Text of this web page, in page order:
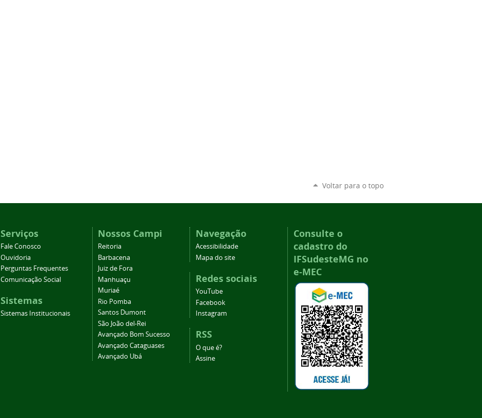
Voltar para o topo
Serviços
Fale Conosco
Ouvidoria
Perguntas Frequentes
Comunicação Social
Sistemas
Sistemas Institucionais
Nossos Campi
Reitoria
Barbacena
Juiz de Fora
Manhuaçu
Muriaé
Rio Pomba
Santos Dumont
São João del-Rei
Avançado Bom Sucesso
Avançado Cataguases
Avançado Ubá
Navegação
Acessibilidade
Mapa do site
Redes sociais
YouTube
Facebook
Instagram
RSS
O que é?
Assine
Consulte o
cadastro do
IFSudesteMG no
e-MEC